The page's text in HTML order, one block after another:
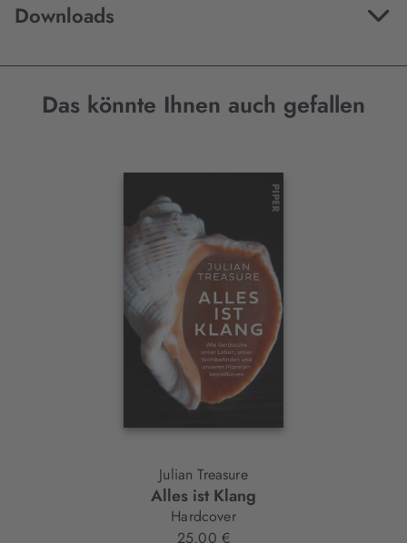
Downloads
Das könnte Ihnen auch gefallen
Interaktives
Julian Treasure
Alles ist Klang
Hardcover
25,00 €